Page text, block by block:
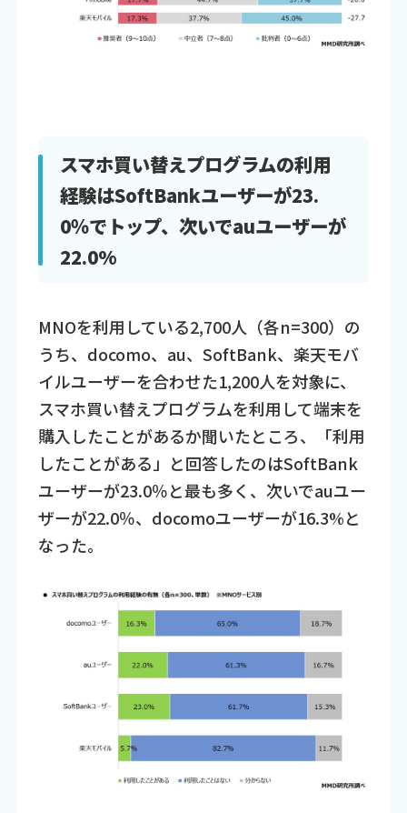
スマホ買い替えプログラムの利用
経験はSoftBankユーザーが23.
0％でトップ、次いでauユーザーが
22.0%
MNOを利用している2,700人（各n=300）の
うち、docomo、au、SoftBank、楽天モバ
イルユーザーを合わせた1,200人を対象に、
スマホ買い替えプログラムを利用して端末を
購入したことがあるか聞いたところ、「利用
したことがある」と回答したのはSoftBank
ユーザーが23.0％と最も多く、次いでauユー
ザーが22.0％、docomoユーザーが16.3%と
なった。